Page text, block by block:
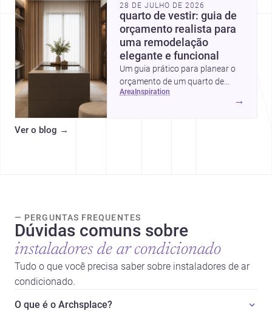
28 DE JULHO DE 2026
quarto de vestir: guia de
orçamento realista para
uma remodelação
elegante e funcional
Um guia prático para planear o
orçamento de um quarto de
vestir em Portugal, com
area inspiration
→
Ver o blog →
— PERGUNTAS FREQUENTES
Dúvidas comuns sobre
instaladores de ar condicionado
Tudo o que você precisa saber sobre instaladores de ar
condicionado.
O que é o Archsplace?